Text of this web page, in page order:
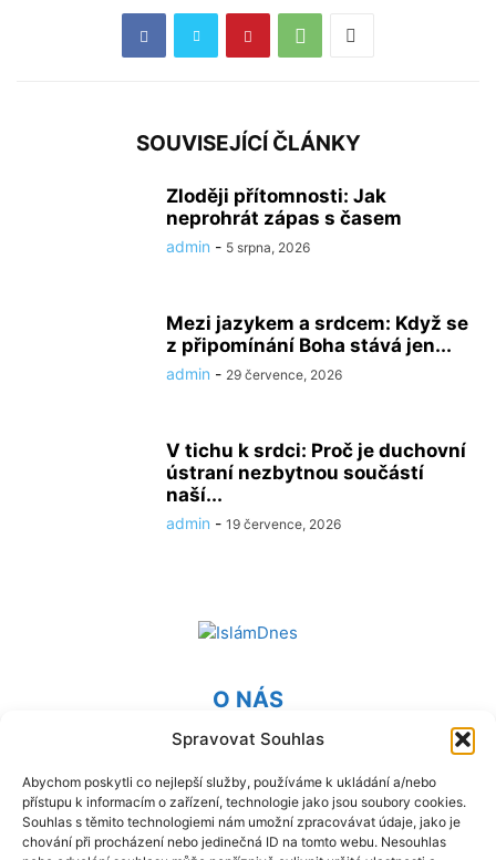
Spravovat Souhlas
Abychom poskytli co nejlepší služby, používáme k ukládání a/nebo
přístupu k informacím o zařízení, technologie jako jsou soubory cookies.
Souhlas s těmito technologiemi nám umožní zpracovávat údaje, jako je
chování při procházení nebo jedinečná ID na tomto webu. Nesouhlas
SOUVISEJÍCÍ ČLÁNKY
Zloději přítomnosti: Jak
neprohrát zápas s časem
admin - 5 srpna, 2026
Mezi jazykem a srdcem: Když se
z připomínání Boha stává jen...
admin - 29 července, 2026
V tichu k srdci: Proč je duchovní
ústraní nezbytnou součástí
naší...
admin - 19 července, 2026
O NÁS
Provozovatel webu Islámská nadace v Praze. Blatská 1491
198 00 Praha 9 - Kyje
Kontaktujte nás:info@islam.cz